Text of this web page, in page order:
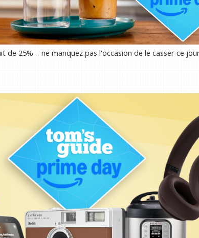
de 25% – ne manquez pas l'occasion de le casser ce